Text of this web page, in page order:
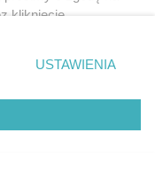
polu
naruszeniem prawa, tzn.
kary i może być ścigane
kliknięcie
prywatności
zgody
się takiemu
zastosowanie tylko
USTAWIENIA